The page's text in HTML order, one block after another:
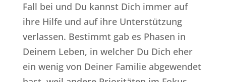
Fall bei und Du kannst Dich immer auf
ihre Hilfe und auf ihre Unterstützung
verlassen. Bestimmt gab es Phasen in
Deinem Leben, in welcher Du Dich eher
ein wenig von Deiner Familie abgewendet